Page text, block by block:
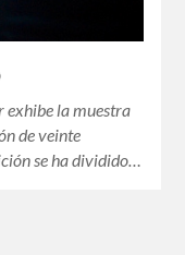
exhibe la muestra
de veinte
se ha dividido…